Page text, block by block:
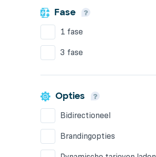
Fase
1 fase
3 fase
Opties
Bidirectioneel
Brandingopties